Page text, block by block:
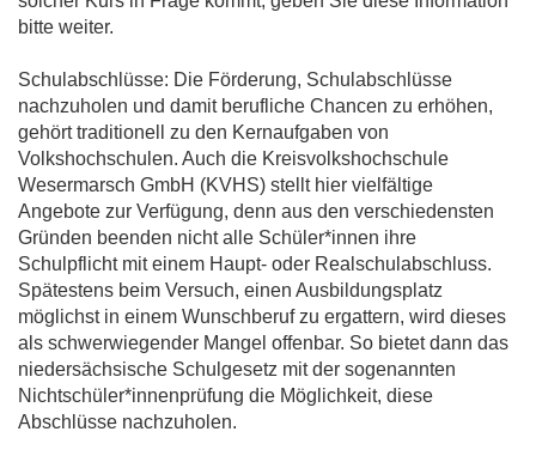
bitte weiter.
Schulabschlüsse: Die Förderung, Schulabschlüsse
nachzuholen und damit berufliche Chancen zu erhöhen,
gehört traditionell zu den Kernaufgaben von
Volkshochschulen. Auch die Kreisvolkshochschule
Wesermarsch GmbH (KVHS) stellt hier vielfältige
Angebote zur Verfügung, denn aus den verschiedensten
Gründen beenden nicht alle Schüler*innen ihre
Schulpflicht mit einem Haupt- oder Realschulabschluss.
Spätestens beim Versuch, einen Ausbildungsplatz
möglichst in einem Wunschberuf zu ergattern, wird dieses
als schwerwiegender Mangel offenbar. So bietet dann das
niedersächsische Schulgesetz mit der sogenannten
Nichtschüler*innenprüfung die Möglichkeit, diese
Abschlüsse nachzuholen.